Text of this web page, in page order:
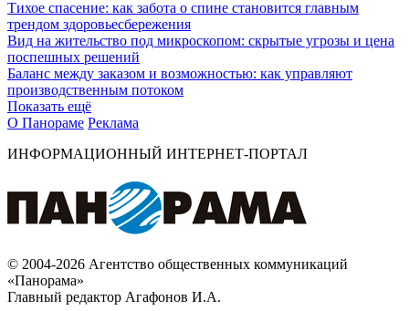
Тихое спасение: как забота о спине становится главным
трендом здоровьесбережения
Вид на жительство под микроскопом: скрытые угрозы и цена
поспешных решений
Баланс между заказом и возможностью: как управляют
производственным потоком
Показать ещё
О Панораме Реклама
ИНФОРМАЦИОННЫЙ ИНТЕРНЕТ-ПОРТАЛ
© 2004-2026 Агентство общественных коммуникаций
«Панорама»
Главный редактор Агафонов И.А.